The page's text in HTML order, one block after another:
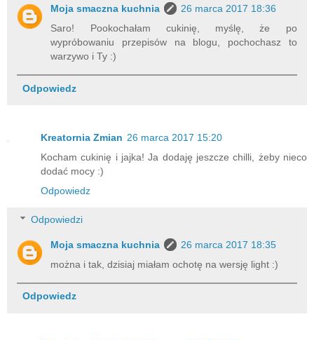
Moja smaczna kuchnia
26 marca 2017 18:36
Saro! Pookochałam cukinię, myślę, że po
wypróbowaniu przepisów na blogu, pochochasz to
warzywo i Ty :)
Odpowiedz
Kreatornia Zmian 26 marca 2017 15:20
Kocham cukinię i jajka! Ja dodaję jeszcze chilli, żeby nieco
dodać mocy :)
Odpowiedz
Odpowiedzi
Moja smaczna kuchnia
26 marca 2017 18:35
można i tak, dzisiaj miałam ochotę na wersję light :)
Odpowiedz